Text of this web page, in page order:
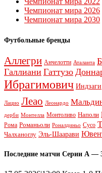
Чемпионат мира 2026
Чемпионат мира 2030
Футбольные бренды
Аллегри Анчелотти Аталанта
Галлиани Гаттузо
Ибрагимович Индзаги
Лацио Леао Леонардо
дерби Монтелла Монтоливо Наполи
Рома Романьоли Роналдиньо Сусо
Чалханоглу Эль-Шаарави
Последние матчи Серии А —